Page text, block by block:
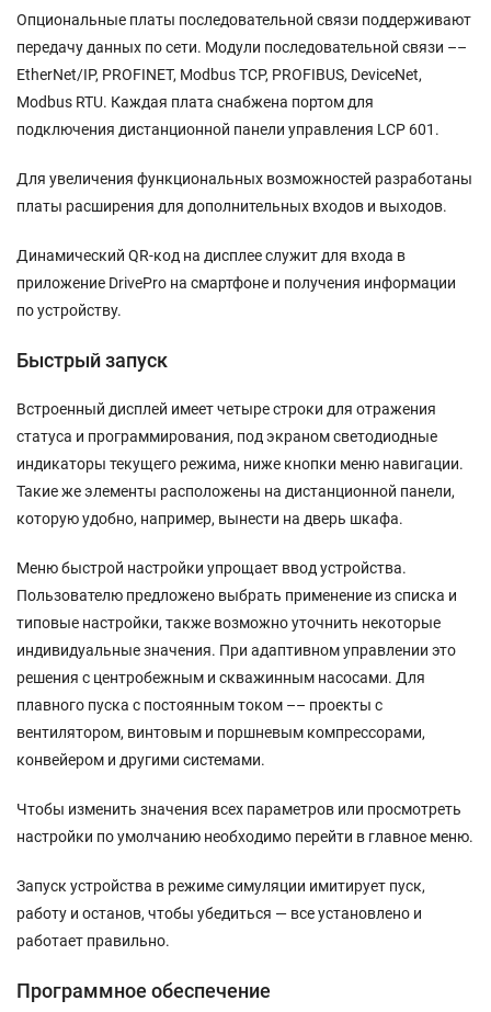
Опциональные платы последовательной связи поддерживают
передачу данных по сети. Модули последовательной связи ––
EtherNet/IP, PROFINET, Modbus TCP, PROFIBUS, DeviceNet,
Modbus RTU. Каждая плата снабжена портом для
подключения дистанционной панели управления LCP 601.
Для увеличения функциональных возможностей разработаны
платы расширения для дополнительных входов и выходов.
Динамический QR-код на дисплее служит для входа в
приложение DrivePro на смартфоне и получения информации
по устройству.
Быстрый запуск
Встроенный дисплей имеет четыре строки для отражения
статуса и программирования, под экраном светодиодные
индикаторы текущего режима, ниже кнопки меню навигации.
Такие же элементы расположены на дистанционной панели,
которую удобно, например, вынести на дверь шкафа.
Меню быстрой настройки упрощает ввод устройства.
Пользователю предложено выбрать применение из списка и
типовые настройки, также возможно уточнить некоторые
индивидуальные значения. При адаптивном управлении это
решения с центробежным и скважинным насосами. Для
плавного пуска с постоянным током –– проекты с
вентилятором, винтовым и поршневым компрессорами,
конвейером и другими системами.
Чтобы изменить значения всех параметров или просмотреть
настройки по умолчанию необходимо перейти в главное меню.
Запуск устройства в режиме симуляции имитирует пуск,
работу и останов, чтобы убедиться — все установлено и
работает правильно.
Программное обеспечение